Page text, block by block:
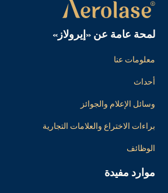
لمحة عامة عن «إيرولاز»
معلومات عنا
أحداث
وسائل الإعلام والجوائز
براءات الاختراع والعلامات التجارية
الوظائف
موارد مفيدة